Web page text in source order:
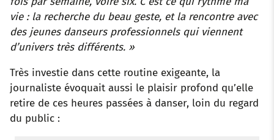
vie : la recherche du beau geste, et la rencontre avec
des jeunes danseurs professionnels qui viennent
d’univers très différents. »
Très investie dans cette routine exigeante, la
journaliste évoquait aussi le plaisir profond qu’elle
retire de ces heures passées à danser, loin du regard
du public :